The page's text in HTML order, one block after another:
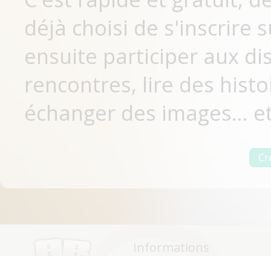
déjà choisi de s'inscrire
ensuite participer aux
rencontres, lire des
échanger des images...
Informations